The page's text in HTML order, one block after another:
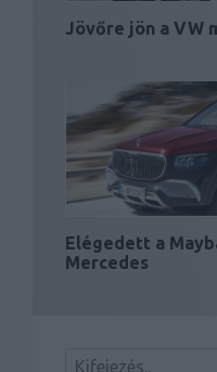
Jövőre jön a VW
Elégedett a
Mercedes